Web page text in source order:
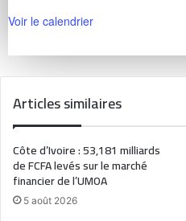
Voir le calendrier
Articles similaires
Côte d’Ivoire : 53,181 milliards
de FCFA levés sur le marché
financier de l’UMOA
5 août 2026